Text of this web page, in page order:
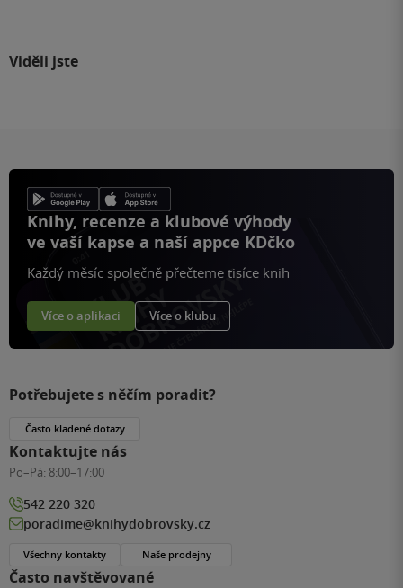
Viděli jste
Knihy, recenze a klubové výhody
ve vaší kapse a naší appce KDčko
Každý měsíc společně přečteme tisíce knih
Více o aplikaci Více o klubu
Často navštěvované
Potřebujete s něčím poradit?
Často kladené dotazy
Kontaktujte nás
Po–Pá: 8:00–17:00
542 220 320
poradime@knihydobrovsky.cz
Všechny kontakty Naše prodejny